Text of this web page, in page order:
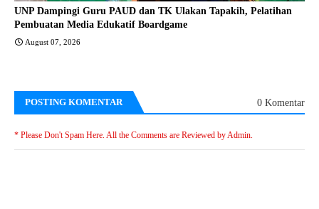
UNP Dampingi Guru PAUD dan TK Ulakan Tapakih, Pelatihan
Pembuatan Media Edukatif Boardgame
August 07, 2026
POSTING KOMENTAR 0 Komentar
* Please Don't Spam Here. All the Comments are Reviewed by Admin.